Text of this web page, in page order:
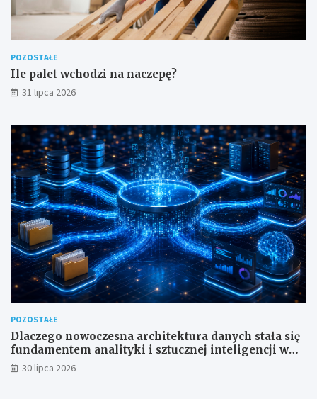
POZOSTAŁE
Ile palet wchodzi na naczepę?
31 lipca 2026
POZOSTAŁE
Dlaczego nowoczesna architektura danych stała się
fundamentem analityki i sztucznej inteligencji w
przedsiębiorstwach?
30 lipca 2026